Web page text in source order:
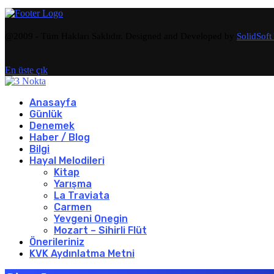
SolidSoft
En üste çık
Anasayfa
Günlük
Denemek
Haber / Blog
Bilgi
Hayal Melodileri
Kitap
Yarışma
La Traviata
Carmen
Yevgeni Onegin
Mozart – Sihirli Flüt
Önerileriniz
KVK Aydınlatma Metni